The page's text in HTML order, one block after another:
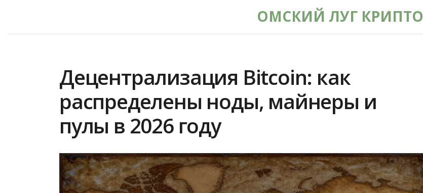
ОМСКИЙ ЛУГ КРИПТО
Децентрализация Bitcoin: как
распределены ноды, майнеры и
пулы в 2026 году